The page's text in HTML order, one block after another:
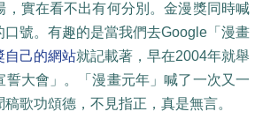
，實在看不出有何分別。金漫獎同時喊
口號。有趣的是當我們去Google「漫畫
自己的網站就記載著，早在2004年就舉
誓大會」。「漫畫元年」喊了一次又一
歌功頌德，不見指正，真是無言。